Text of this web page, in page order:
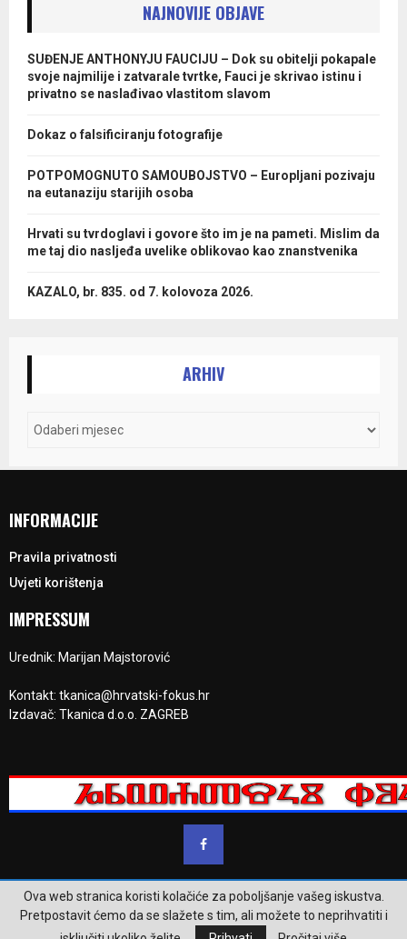
NAJNOVIJE OBJAVE
SUĐENJE ANTHONYJU FAUCIJU – Dok su obitelji pokapale
svoje najmilije i zatvarale tvrtke, Fauci je skrivao istinu i
privatno se naslađivao vlastitom slavom
Dokaz o falsificiranju fotografije
POTPOMOGNUTO SAMOUBOJSTVO – Europljani pozivaju
na eutanaziju starijih osoba
Hrvati su tvrdoglavi i govore što im je na pameti. Mislim da
me taj dio nasljeđa uvelike oblikovao kao znanstvenika
KAZALO, br. 835. od 7. kolovoza 2026.
ARHIV
INFORMACIJE
Pravila privatnosti
Uvjeti korištenja
IMPRESSUM
Urednik: Marijan Majstorović
Kontakt: tkanica@hrvatski-fokus.hr
Izdavač: Tkanica d.o.o. ZAGREB
@2023 - www.hrvatski-fokus.hr. Sva prava su zadržana.
Ova web stranica koristi kolačiće za poboljšanje vašeg iskustva.
Pretpostavit ćemo da se slažete s tim, ali možete to neprihvatiti i